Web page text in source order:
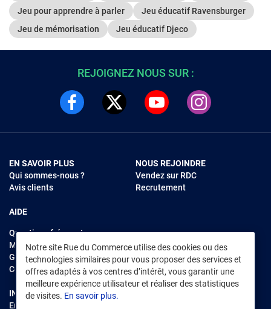
Jeu pour apprendre à parler
Jeu éducatif Ravensburger
Jeu de mémorisation
Jeu éducatif Djeco
Notre site Rue du Commerce utilise des cookies ou des
technologies similaires pour vous proposer des services et
offres adaptés à vos centres d’intérêt, vous garantir une
meilleure expérience utilisateur et réaliser des statistiques
de visites. En savoir plus.
REJOIGNEZ NOUS SUR :
EN SAVOIR PLUS
Qui sommes-nous ?
Avis clients
AIDE
Questions fréquentes
Modes de règlements
Garantie et retours
Contacter Rue du Commerce
NOUS REJOINDRE
Vendez sur RDC
Recrutement
INFORMATIONS LÉGALES
Environnement